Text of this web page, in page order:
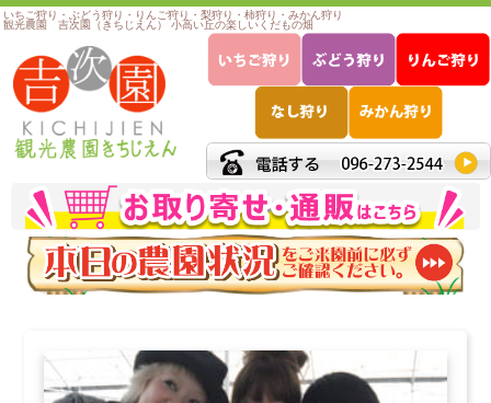
いちご狩り・ぶどう狩り・りんご狩り・梨狩り・柿狩り・みかん狩り
観光農園 吉次園（きちじえん） 小高い丘の楽しいくだもの畑